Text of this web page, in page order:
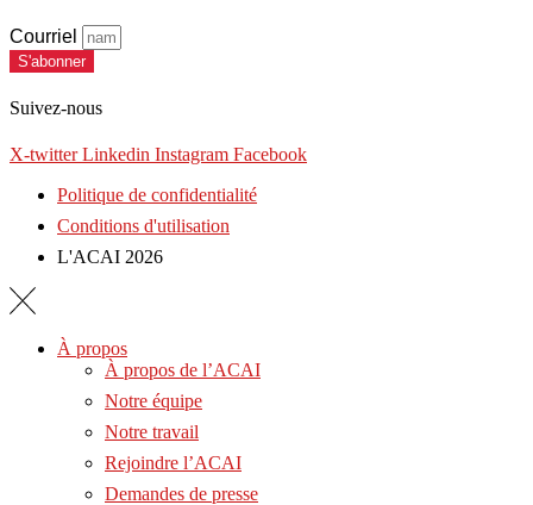
Courriel
S'abonner
Suivez-nous
X-twitter Linkedin Instagram Facebook
Politique de confidentialité
Conditions d'utilisation
L'ACAI 2026
À propos
À propos de l’ACAI
Notre équipe
Notre travail
Rejoindre l’ACAI
Demandes de presse